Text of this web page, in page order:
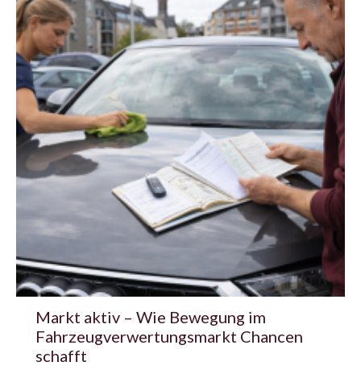
Markt aktiv – Wie Bewegung im
Fahrzeugverwertungsmarkt Chancen
schafft